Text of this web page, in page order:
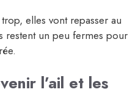
elles vont repasser au
restent un peu fermes pour
l’ail et les